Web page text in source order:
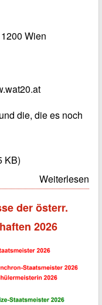
Wien
die, die es noch
KB)
Weiterlesen
der österr.
2026